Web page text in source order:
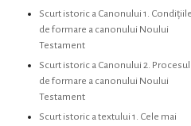
Scurt istoric a Canonului 1. Condiţiile
de formare a canonului Noului
Testament
Scurt istoric a Canonului 2. Procesul
de formare a canonului Noului
Testament
Scurt istoric a textului 1. Cele mai